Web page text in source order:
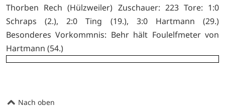
Thorben Rech (Hülzweiler) Zuschauer: 223 Tore: 1:0
Schraps (2.), 2:0 Ting (19.), 3:0 Hartmann (29.)
Besonderes Vorkommnis: Behr hält Foulelfmeter von
Hartmann (54.)
Nach oben